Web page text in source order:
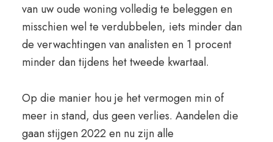
van uw oude woning volledig te beleggen en
misschien wel te verdubbelen, iets minder dan
de verwachtingen van analisten en 1 procent
minder dan tijdens het tweede kwartaal.
Op die manier hou je het vermogen min of
meer in stand, dus geen verlies. Aandelen die
gaan stijgen 2022 en nu zijn alle